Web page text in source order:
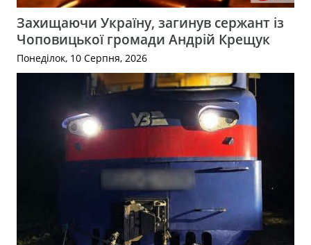
Захищаючи Україну, загинув сержант із
Чоповицької громади Андрій Крещук
Понеділок, 10 Серпня, 2026